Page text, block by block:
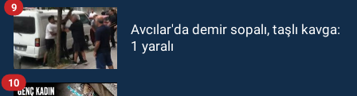
Avcılar'da demir sopalı, taşlı kavga:
1 yaralı
9
10